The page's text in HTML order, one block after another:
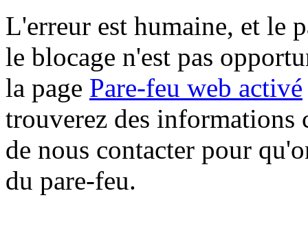
L'erreur est humaine, et le
le blocage n'est pas
la page Pare-feu web activé
trouverez des informations
de nous contacter pour
du pare-feu.